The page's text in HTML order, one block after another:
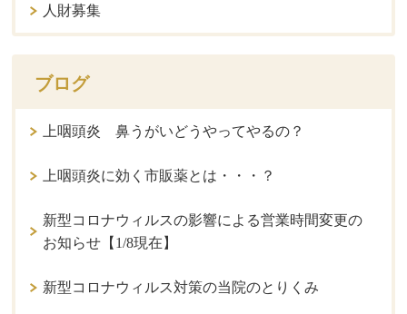
人財募集
ブログ
上咽頭炎 鼻うがいどうやってやるの？
上咽頭炎に効く市販薬とは・・・？
新型コロナウィルスの影響による営業時間変更の
お知らせ【1/8現在】
新型コロナウィルス対策の当院のとりくみ